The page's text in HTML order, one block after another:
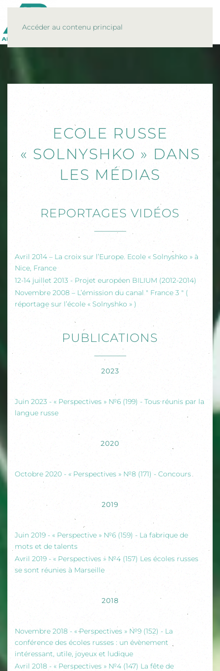
Accéder au contenu principal
ECOLE RUSSE
« SOLNYSHKO » DANS
LES MÉDIAS
REPORTAGES VIDÉOS
Avril 2014 – La croix sur l’Europe. Ecole « Solnyshko » à
Nice, France
12-14 juillet 2013 - Projet européen BILIUM (2012-2014)
Novembre 2008 – L’émission du canal " France 3 " (
réportage sur l’école « Solnyshko » )
PUBLICATIONS
2023
Juin 2023 - « Perspectives » №6 (199) - Tous réunis par la
langue russe
2020
Octobre 2020 - « Perspectives » №8 (171) - Concours
2019
Juin 2019 - « Perspective » №6 (159) - La fabrique de
mots et de talents
Avril 2019 - « Perspectives » №4 (157) Les écoles russes
se sont réunies à Marseille
2018
Novembre 2018 - « Perspectives » №9 (152) - La
conférence des écoles russes : un évènement
intéressant, utile, joyeux et ludique
Avril 2018 - « Perspectives » №4 (147) La fête de